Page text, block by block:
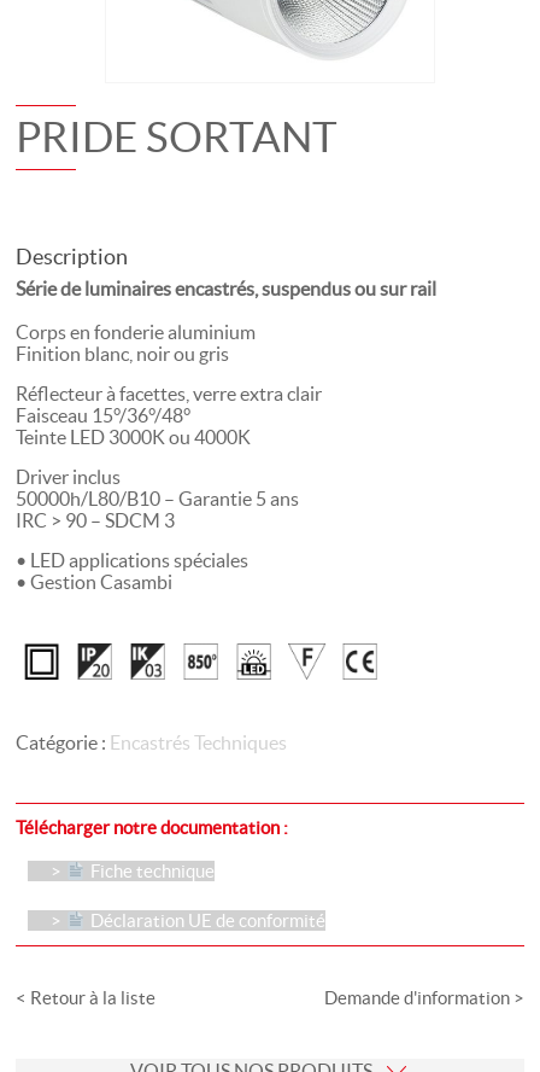
PRIDE SORTANT
Description
Série de luminaires encastrés, suspendus ou sur rail
Corps en fonderie aluminium
Finition blanc, noir ou gris
Réflecteur à facettes, verre extra clair
Faisceau 15°/36°/48°
Teinte LED 3000K ou 4000K
Driver inclus
50000h/L80/B10 – Garantie 5 ans
IRC > 90 – SDCM 3
• LED applications spéciales
• Gestion Casambi
Catégorie : Encastrés Techniques
Télécharger notre documentation :
Fiche technique
Déclaration UE de conformité
< Retour à la liste Demande d'information >